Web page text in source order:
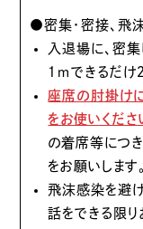
●密集・密接、飛
入退場に、密
１ｍできるだけ
座席の肘掛け
をお使いくださ
の着席等につき
をお願いします。
飛沫感染を避
話をできる限